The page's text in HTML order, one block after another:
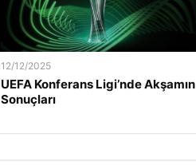
12/12/2025
UEFA Konferans Ligi’nde Akşamın
Sonuçları